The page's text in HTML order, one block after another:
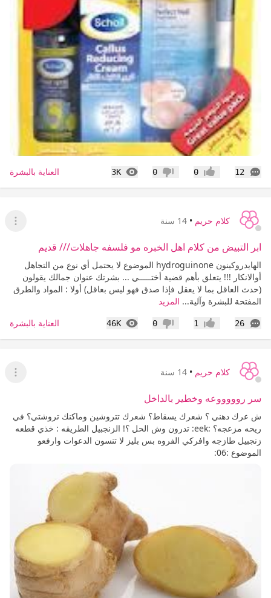
12
التعليقات إعجاب0 عدم إعجاب
0
3K
المشاهدات العناية بالبشرة
كلام حريم • 14 سنة
عرض
ابر التبيض من كلام اهل الخبره مو فلسفه جاهلات/// قديم
الهايدروكينون hydroguinone الموضوع لا يحتمل أي نوع من التجاهل
أوالانكار !!! يتعلق بأهم قضية أختـــــي ... بشرتك عنوان جمالك يقولون
(حدث العاقل بما لا يعقل فإذا صدق فهو ليس بعاقل) أولا : المواد والطرق
المفتحة للبشرة وآلية... المزيد
26
التعليقات إعجاب1 عدم إعجاب
0
46K
المشاهدات العناية بالبشرة
كلام حريم • 14 سنة
عرض
سر روووووعه وخطير بالداخل
ش عرك دهني ؟ شعرك يسقاط؟ شعرك تتروشين وماكنك تروشتي؟ في
ريحه مزعجه؟ :eek: تدرون وش الحل ؟! الزنجبيل الطريقه : خذي قطعه
زنجبيل طازجه وافركي الفروه بس بليز لا تنسون الدعوات وارفعو
الموضوع :06: